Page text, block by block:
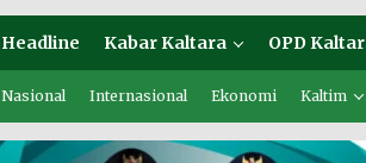
Headline Kabar Kaltara OPD
Nasional Internasional Ekonomi Kaltim